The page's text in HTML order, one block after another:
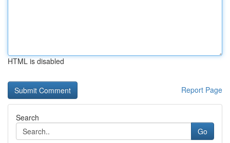
HTML is disabled
Report Page
Search
Go